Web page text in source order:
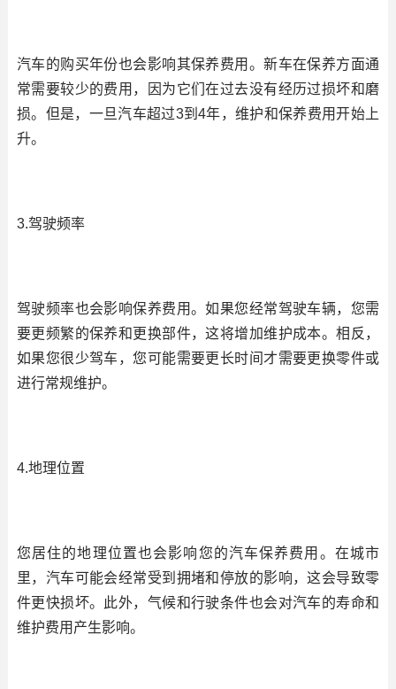
汽车的购买年份也会影响其保养费用。新车在保养方面通
常需要较少的费用，因为它们在过去没有经历过损坏和磨
损。但是，一旦汽车超过3到4年，维护和保养费用开始上
升。
3.驾驶频率
驾驶频率也会影响保养费用。如果您经常驾驶车辆，您需
要更频繁的保养和更换部件，这将增加维护成本。相反，
如果您很少驾车，您可能需要更长时间才需要更换零件或
进行常规维护。
4.地理位置
您居住的地理位置也会影响您的汽车保养费用。在城市
里，汽车可能会经常受到拥堵和停放的影响，这会导致零
件更快损坏。此外，气候和行驶条件也会对汽车的寿命和
维护费用产生影响。